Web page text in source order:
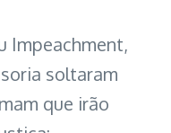
Impeachment,
soltaram
que irão